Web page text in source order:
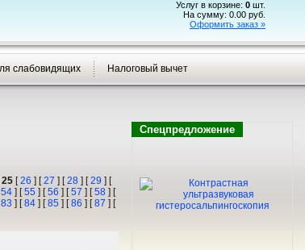
Услуг в корзине: 0 шт.
На сумму: 0.00 руб.
Оформить заказ »
слабовидящих Налоговый вычет
25 [26 ] [27 ] [28 ] [29 ] [
54 ] [55 ] [56 ] [57 ] [58 ] [
83 ] [84 ] [85 ] [86 ] [87 ] [
Спецпредложение